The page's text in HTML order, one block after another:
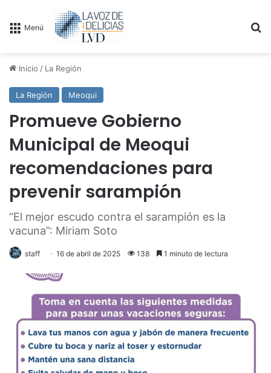
Menú
Inicio / La Región
La Región Meoqui
Promueve Gobierno
Municipal de Meoqui
recomendaciones para
prevenir sarampión
“El mejor escudo contra el sarampión es la
vacuna”: Miriam Soto
staff 16 de abril de 2025 138 1 minuto de lectura